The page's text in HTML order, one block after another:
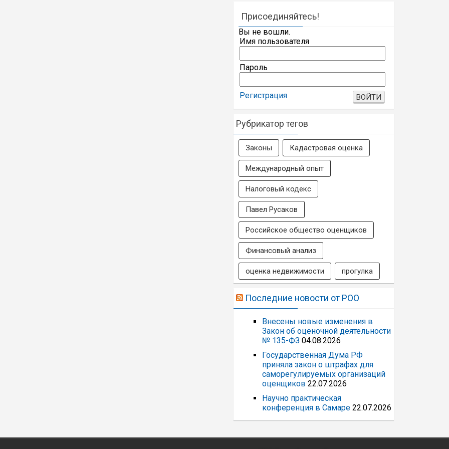
Присоединяйтесь!
Вы не вошли.
Имя пользователя
Пароль
Регистрация
Рубрикатор тегов
Законы Кадастровая оценка
Международный опыт
Налоговый кодекс
Павел Русаков
Российское общество оценщиков
Финансовый анализ
оценка недвижимости прогулка
Последние новости от РОО
Внесены новые изменения в
Закон об оценочной деятельности
№ 135-ФЗ 04.08.2026
Государственная Дума РФ
приняла закон о штрафах для
саморегулируемых организаций
оценщиков 22.07.2026
Научно практическая
конференция в Самаре 22.07.2026